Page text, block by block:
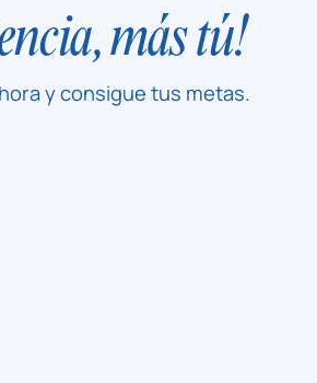
más tú!
y consigue tus metas.